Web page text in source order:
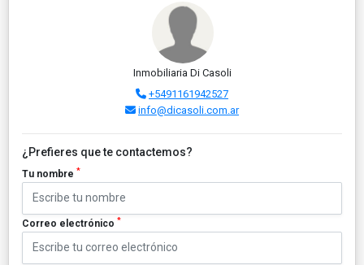
Inmobiliaria Di Casoli
+5491161942527
info@dicasoli.com.ar
¿Prefieres que te contactemos?
Tu nombre *
Correo electrónico *